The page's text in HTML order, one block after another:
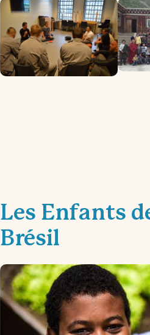
Les Enfants
Brésil